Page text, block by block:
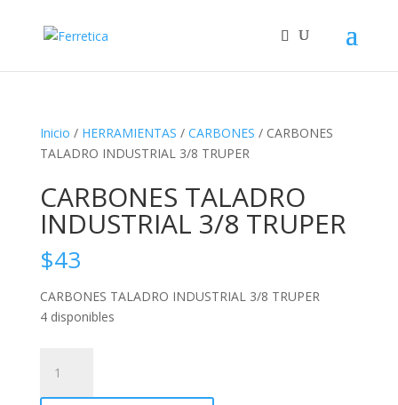
Inicio / HERRAMIENTAS / CARBONES / CARBONES
TALADRO INDUSTRIAL 3/8 TRUPER
CARBONES TALADRO
INDUSTRIAL 3/8 TRUPER
$43
CARBONES TALADRO INDUSTRIAL 3/8 TRUPER
4 disponibles
TALADRO
INDUSTRIAL